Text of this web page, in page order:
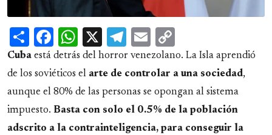
ShareFacebook
WhatsApp
X Telegram
Email
Link
Cuba está detrás del horror venezolano. La Isla aprendió
de los soviéticos el arte de controlar a una sociedad,
aunque el 80% de las personas se opongan al sistema
impuesto. Basta con solo el 0.5% de la población
adscrito a la contrainteligencia, para conseguir la